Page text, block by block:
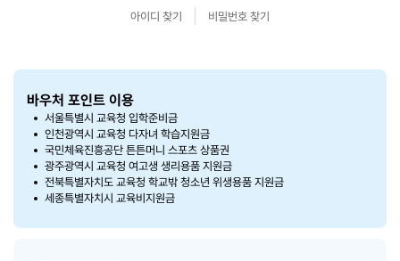
아이디 찾기 비밀번호 찾기
바우처 포인트 이용
서울특별시 교육청 입학준비금
인천광역시 교육청 다자녀 학습지원금
국민체육진흥공단 튼튼머니 스포츠 상품권
광주광역시 교육청 여고생 생리용품 지원금
전북특별자치도 교육청 학교밖 청소년 위생용품 지원금
세종특별자치시 교육비지원금